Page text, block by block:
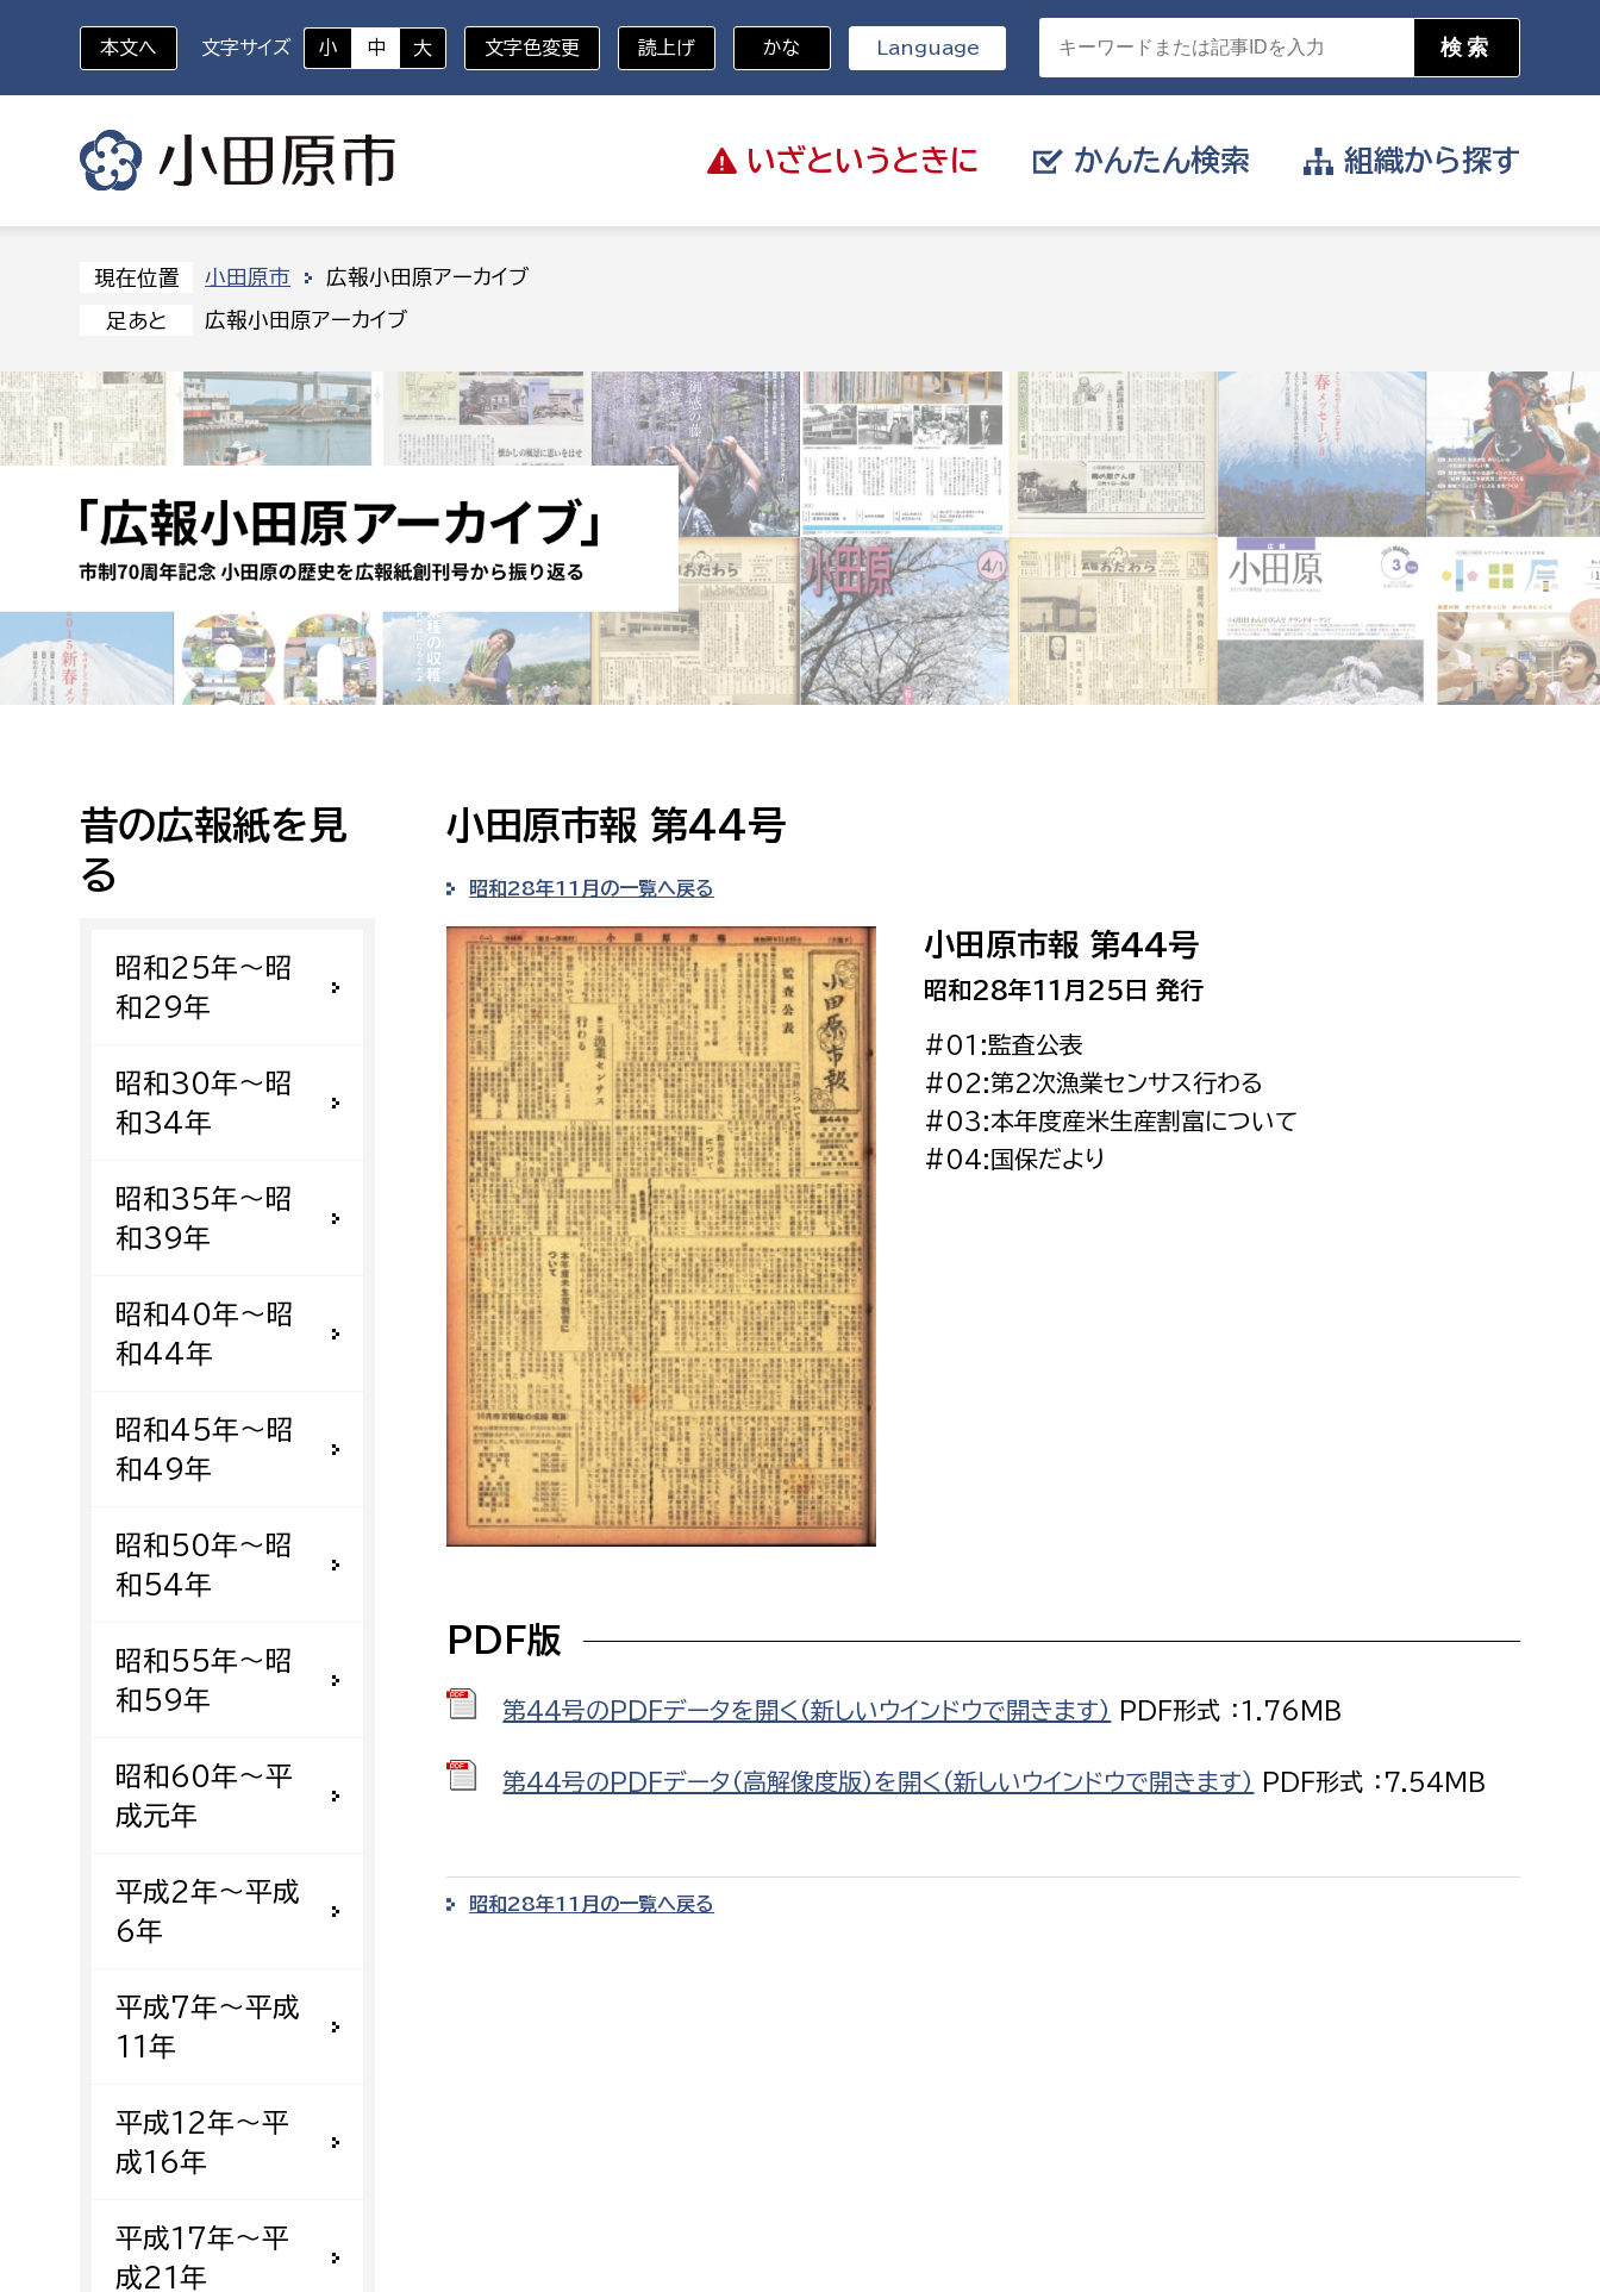
いざと いうときに
いざというときに
休日救急外来 防災・ハザードマップ 避難場所 消防
かんたん検索
対象者を選択
幼稚園児・保育園児
高校生・大学生など
障がい者
事業者
求職者
外国人
ペット
税
教育・子育て
防災・安全
福祉・健康
環境・エネルギー
都市基盤
市民活動・地域づくり
行政経営
観光
消防
病院
市議会
届け出や申請をしたい
証明書がほしい
相談をしたい
支払いをしたい
働きたい
まちづくりに関わりたい
組織から探す
組織から探す
部に属さない室
秘書室
広報広聴室
企画政策課
財政課
デジタル推進課
総務課
職員課
財産管理課
契約検査課
市税総務課
市民税課
資産税課
事業課
市民部
地域安全課
人権・男女共同参画課
戸籍住民課
防災部 文化部
スポーツ課
小田原城総合管理事務所
環境部
福祉健康部
福祉政策課
生活援護課
障がい福祉課
保険課
健康づくり課
子ども若者部
子ども政策課
子ども若者支援課
保育課
経済部
産業政策課
観光課
農政課
水産海浜課
都市政策課
都市計画課
建設部
建設政策課
国県事業推進課
道水路整備課
みどり公園課
会計管理者
出納室
市立総合医療センター
患者サポートセンター
病院管理局：経営管理課
病院管理局：施設用度課
病院管理局：医事課
警防第2課
上下水道局
経営総務課
水道整備課
下水道整備課
浄水管理課
教育部
教育指導課
選挙管理委員会事務局 監査事務局
農業委員会事務局
農業委員会事務局
本文へ 文字サイズ 小 中 大 文字色変更 読上げ かな Language
現在位置 小田原市 広報小田原アーカイブ
足あと 広報小田原アーカイブ
昔の広報紙を見
る
昭和25年〜昭
和29年
昭和30年〜昭
和34年
昭和35年〜昭
和39年
昭和40年〜昭
和44年
昭和45年〜昭
和49年
昭和50年〜昭
和54年
昭和55年〜昭
和59年
昭和60年〜平
成元年
平成2年〜平成
6年
平成7年〜平成
11年
平成12年〜平
成16年
平成17年〜平
成21年
小田原市報 第44号
昭和28年11月の一覧へ戻る
小田原市報 第44号
昭和28年11月25日 発行
#01:監査公表
#02:第2次漁業センサス行わる
#03:本年度産米生産割富について
#04:国保だより
PDF版
第44号のPDFデータを開く（新しいウインドウで開きます） PDF形式 ：1.76MB
第44号のPDFデータ（高解像度版）を開く（新しいウインドウで開きます） PDF形式 ：7.54MB
昭和28年11月の一覧へ戻る